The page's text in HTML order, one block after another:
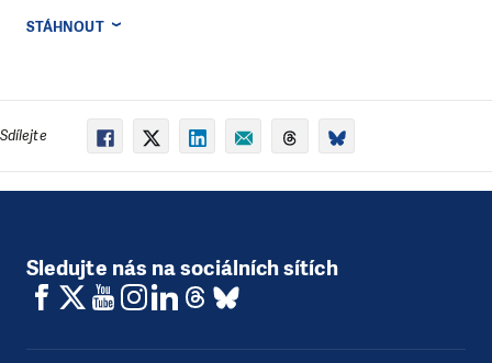
STÁHNOUT
Sdílejte
Sledujte nás na sociálních sítích